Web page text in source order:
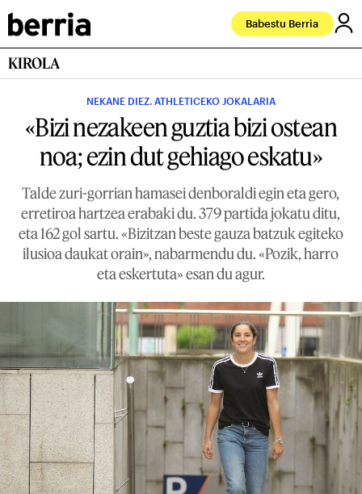
Babestu Berria
KIROLA
NEKANE DIEZ. ATHLETICEKO JOKALARIA
«Bizi nezakeen guztia bizi ostean
noa; ezin dut gehiago eskatu»
Talde zuri-gorrian hamasei denboraldi egin eta gero,
erretiroa hartzea erabaki du. 379 partida jokatu ditu,
eta 162 gol sartu. «Bizitzan beste gauza batzuk egiteko
ilusioa daukat orain», nabarmendu du. «Pozik, harro
eta eskertuta» esan du agur.